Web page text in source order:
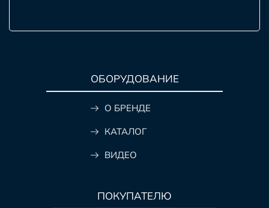
ОБОРУДОВАНИЕ
О БРЕНДЕ
КАТАЛОГ
ВИДЕО
ПОКУПАТЕЛЮ